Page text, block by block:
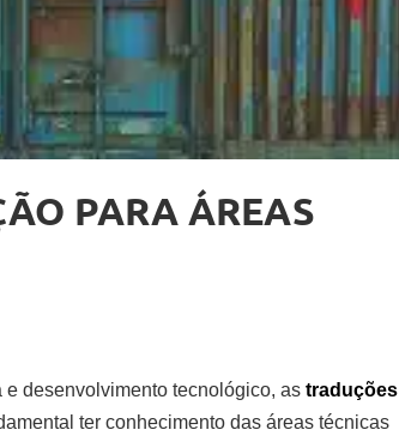
PARA ÁREAS
desenvolvimento tecnológico, as traduções
ter conhecimento das áreas técnicas